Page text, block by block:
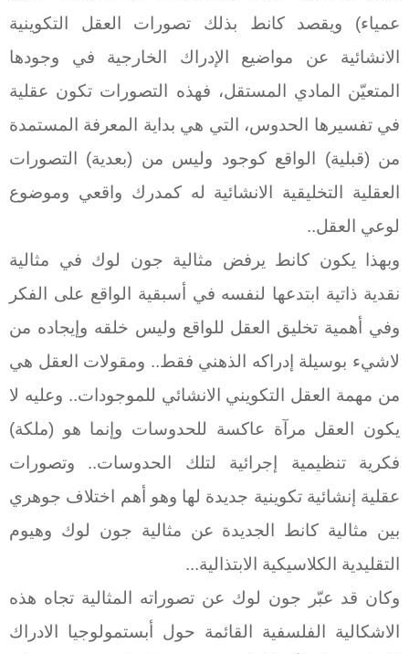
عمياء) ويقصد كانط بذلك تصورات العقل التكوينية
الانشائية عن مواضيع الإدراك الخارجية في وجودها
المتعيّن المادي المستقل، فهذه التصورات تكون عقلية
في تفسيرها الحدوس، التي هي بداية المعرفة المستمدة
من (قبلية) الواقع كوجود وليس من (بعدية) التصورات
العقلية التخليقية الانشائية له كمدرك واقعي وموضوع
لوعي العقل..
وبهذا يكون كانط يرفض مثالية جون لوك في مثالية
نقدية ذاتية ابتدعها لنفسه في أسبقية الواقع على الفكر
وفي أهمية تخليق العقل للواقع وليس خلقه وإيجاده من
لاشيء بوسيلة إدراكه الذهني فقط.. ومقولات العقل هي
من مهمة العقل التكويني الانشائي للموجودات.. وعليه لا
يكون العقل مرآة عاكسة للحدوسات وإنما هو (ملكة)
فكرية تنظيمية إجرائية لتلك الحدوسات.. وتصورات
عقلية إنشائية تكوينية جديدة لها وهو أهم اختلاف جوهري
بين مثالية كانط الجديدة عن مثالية جون لوك وهيوم
التقليدية الكلاسيكية الابتذالية...
وكان قد عبّر جون لوك عن تصوراته المثالية تجاه هذه
الاشكالية الفلسفية القائمة حول أبستمولوجيا الادراك